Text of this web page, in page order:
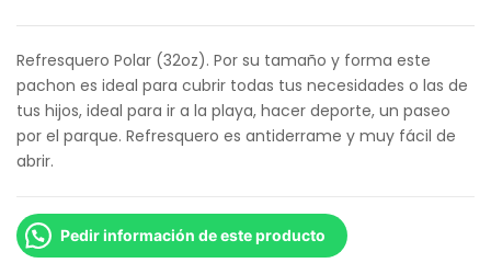
Refresquero Polar (32oz). Por su tamaño y forma este
pachon es ideal para cubrir todas tus necesidades o las de
tus hijos, ideal para ir a la playa, hacer deporte, un paseo
por el parque. Refresquero es antiderrame y muy fácil de
abrir.
Pedir información de este producto